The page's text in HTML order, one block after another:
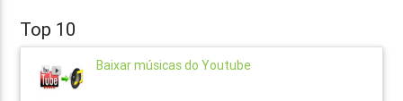
Top 10
Baixar músicas do Youtube